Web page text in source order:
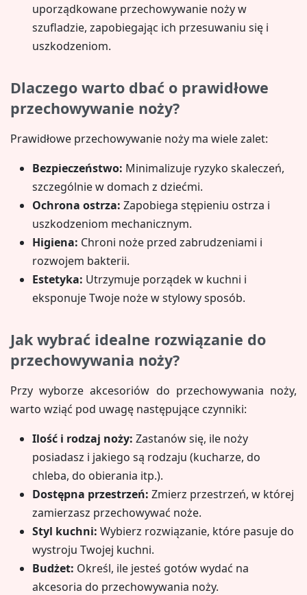
uporządkowane przechowywanie noży w
szufladzie, zapobiegając ich przesuwaniu się i
uszkodzeniom.
Dlaczego warto dbać o prawidłowe
przechowywanie noży?
Prawidłowe przechowywanie noży ma wiele zalet:
Bezpieczeństwo: Minimalizuje ryzyko skaleczeń,
szczególnie w domach z dziećmi.
Ochrona ostrza: Zapobiega stępieniu ostrza i
uszkodzeniom mechanicznym.
Higiena: Chroni noże przed zabrudzeniami i
rozwojem bakterii.
Estetyka: Utrzymuje porządek w kuchni i
eksponuje Twoje noże w stylowy sposób.
Jak wybrać idealne rozwiązanie do
przechowywania noży?
Przy wyborze akcesoriów do przechowywania noży,
warto wziąć pod uwagę następujące czynniki:
Ilość i rodzaj noży: Zastanów się, ile noży
posiadasz i jakiego są rodzaju (kucharze, do
chleba, do obierania itp.).
Dostępna przestrzeń: Zmierz przestrzeń, w której
zamierzasz przechowywać noże.
Styl kuchni: Wybierz rozwiązanie, które pasuje do
wystroju Twojej kuchni.
Budżet: Określ, ile jesteś gotów wydać na
akcesoria do przechowywania noży.